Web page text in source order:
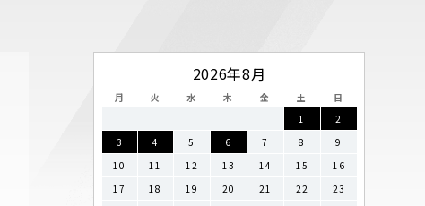
2026年8月
月 火 水 木 金 土
日
1
2
3
4 5 6 7 8
9
10
11 12 13 14 15
16
17
18 19 20 21 22
23